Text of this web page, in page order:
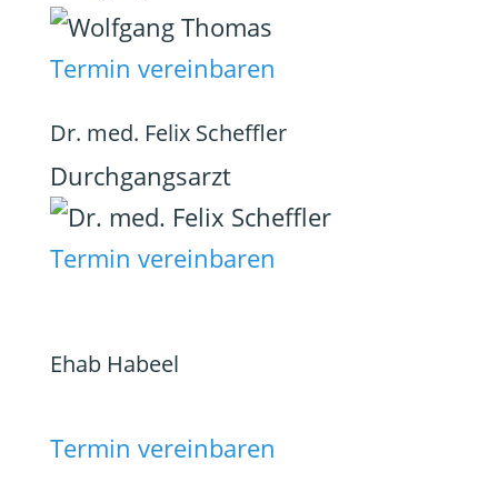
Termin vereinbaren
Dr. med. Felix Scheffler
Durchgangsarzt
Termin vereinbaren
Ehab Habeel
Termin vereinbaren